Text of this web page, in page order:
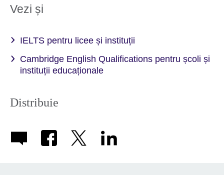
Vezi și
IELTS pentru licee și instituții
Cambridge English Qualifications pentru școli și
instituții educaționale
Distribuie